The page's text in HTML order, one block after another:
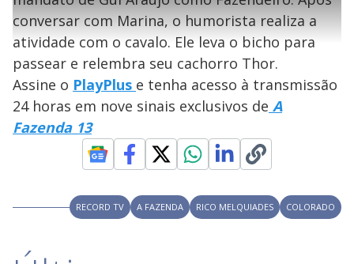
l
a
y
V
i
e
g
n
d
s
s
e
u
n
o
s
M
u
%
n
l
a
conversar com Marina, o humorista realiza a
atividade com o cavalo. Ele leva o bicho para
passear e relembra seu cachorro Thor.
Assine o PlayPlus e tenha acesso à transmissão
24 horas em nove sinais exclusivos de A
Fazenda 13
RECORD TV A FAZENDA RICO MELQUIADES COLORADO